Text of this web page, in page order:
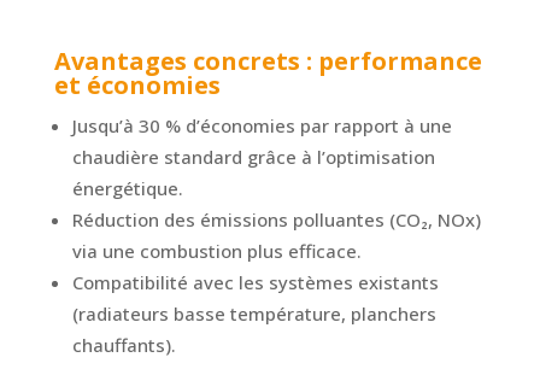
Avantages concrets : performance
et économies
Jusqu’à 30 % d’économies par rapport à une
chaudière standard grâce à l’optimisation
énergétique.
Réduction des émissions polluantes (CO₂, NOx)
via une combustion plus efficace.
Compatibilité avec les systèmes existants
(radiateurs basse température, planchers
chauffants).